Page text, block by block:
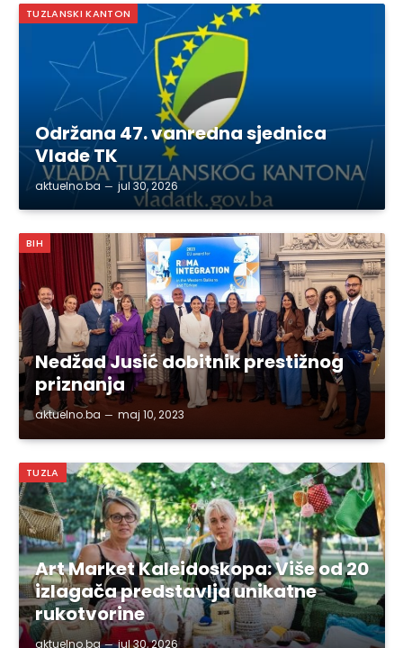
TUZLANSKI KANTON
Održana 47. vanredna sjednica
Vlade TK
aktuelno.ba jul 30, 2026
BIH
Nedžad Jusić dobitnik prestižnog
priznanja
aktuelno.ba maj 10, 2023
TUZLA
Art Market Kaleidoskopa: Više od 20
izlagača predstavlja unikatne
rukotvorine
aktuelno.ba jul 30, 2026